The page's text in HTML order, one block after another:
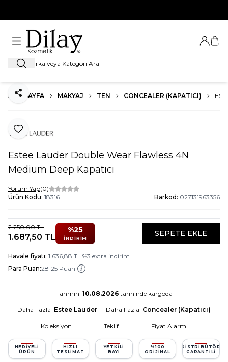
Ara
Giriş
ANA SAYFA MAKYAJ TEN CONCEALER (KAPATICI)
Favoriye Ekle
Paylaş
Estee Lauder Double Wear Flawless 4N
Medium Deep Kapatıcı
Yorum Yap(0)
Ürün Kodu: 18316 Barkod: 027131963356
2.250,00TL
1.687,50 TL
%25
İNDIRIM
SEPETE EKLE
Havale fiyatı: 1.636,88 TL %3 extra indirim
Para Puan:28125 Puan
Tahmini 10.08.2026tarihinde kargoda
Daha Fazla Estee Lauder Daha Fazla Concealer (Kapatıcı)
Koleksiyon Teklif Fiyat Alarmı
HEDIYELI
ÜRÜN
HIZLI
TESLIMAT
YETKILI
BAYI
%100
ORIJINAL
DISTRIBÜTÖR
GARANTILI